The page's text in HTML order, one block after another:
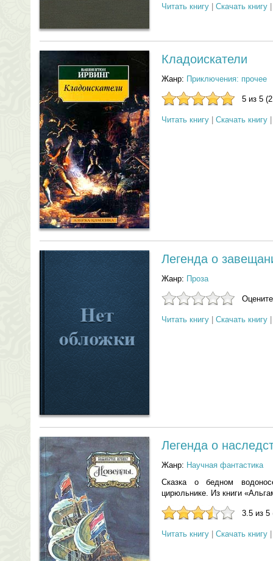
Читать книгу Скачать книгу
Кладоискатели
Жанр: Приключения: прочее
5 из 5
Читать книгу Скачать книгу
Легенда о
Жанр: Проза
Читать книгу Скачать книгу
Легенда о
Жанр: Научная фантастика
Сказка о бедном
цирюльнике. Из книги
3.5 из 5
Читать книгу Скачать книгу